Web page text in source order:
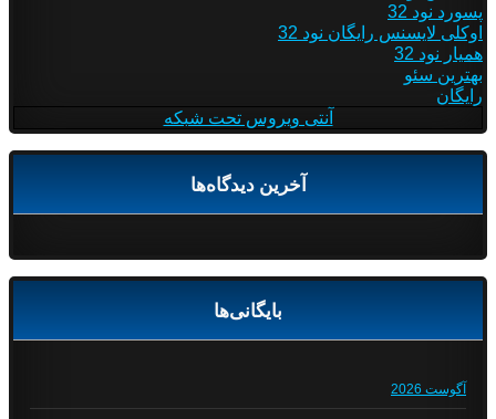
پسورد نود 32
اوکلی لایسنس رایگان نود 32
همیار نود 32
بهترین سئو
رایگان
آنتی ویروس تحت شبکه
آخرین دیدگاه‌ها
بایگانی‌ها
آگوست 2026